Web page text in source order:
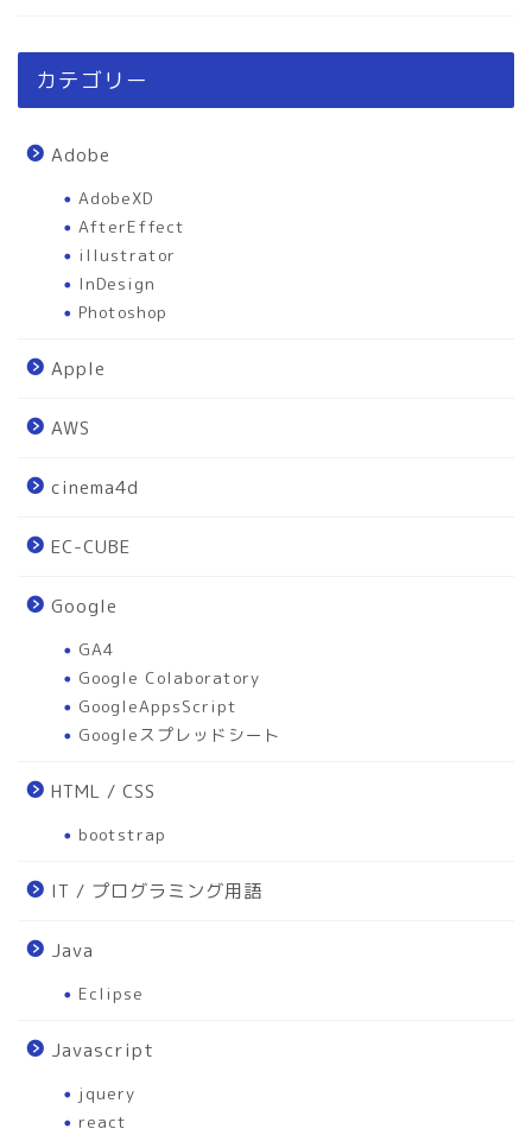
カテゴリー
Adobe
AdobeXD
AfterEffect
illustrator
InDesign
Photoshop
Apple
AWS
cinema4d
EC-CUBE
Google
GA4
Google Colaboratory
GoogleAppsScript
Googleスプレッドシート
HTML / CSS
bootstrap
IT / プログラミング用語
Java
Eclipse
Javascript
jquery
react